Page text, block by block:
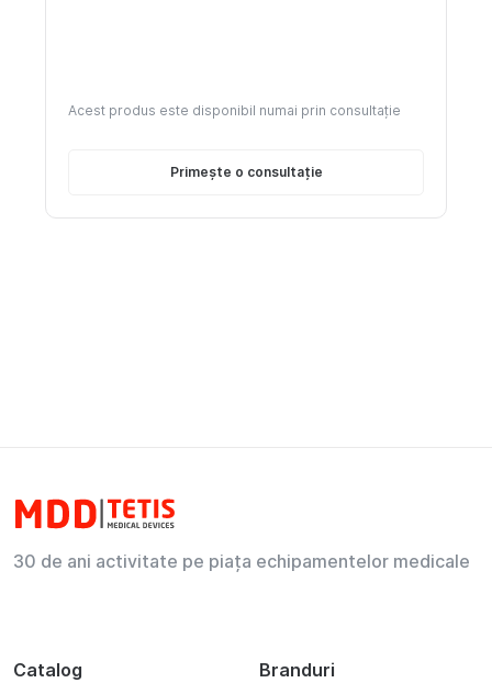
Acest produs este disponibil numai prin consultație
Primește o consultație
30 de ani activitate pe piața echipamentelor medicale
Catalog Branduri